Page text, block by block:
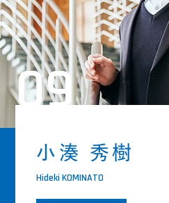
09
小湊 秀樹
Hideki KOMINATO